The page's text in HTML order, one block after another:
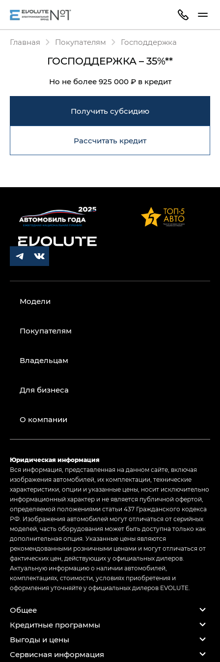
Главная Покупателям Господдержка
ГОСПОДДЕРЖКА – 35%**
Но не более 925 000 ₽ в кредит
Получить субсидию
Рассчитать кредит
Модели
Покупателям
Владельцам
Для бизнеса
О компании
Юридическая информация
Вся информация, представленная на данном сайте, включая
изображения автомобилей, их комплектации, технические
характеристики, опции и указанные цены, носит исключительно
информационный характер и не является публичной офертой,
определяемой положениями статьи 437 Гражданского кодекса
РФ. Изображения автомобилей могут отличаться от серийных
моделей, часть оборудования может быть доступна только как
дополнительная опция. Указанные цены являются
рекомендованными розничными ценами и могут отличаться от
фактических цен, действующих у официальных дилеров.
Актуальную информацию о наличии автомобилей,
комплектациях, стоимости, условиях приобретения и
оформления уточняйте у официальных дилеров EVOLUTE.
Общее
Кредитные программы
Выгоды и цены
Сервисная информация